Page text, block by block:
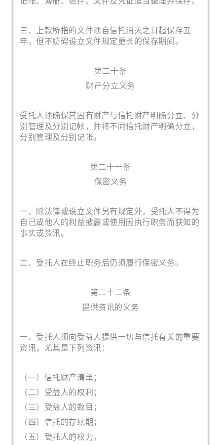
三、上款所指的文件须自信托消灭之日起保存五
年，但不妨碍设立文件规定更长的保存期间。
第二十条
财产分立义务
受托人须确保其固有财产与信托财产明确分立、分
别管理及分别记帐，并将不同信托财产明确分立，
分别管理及分别记帐。
第二十一条
保密义务
一、除法律或设立文件另有规定外，受托人不得为
自己或他人的利益披露或使用因执行职务而获知的
事实或资讯。
二、受托人在终止职务后仍须履行保密义务。
第二十二条
提供资讯的义务
一、受托人须向受益人提供一切与信托有关的重要
资讯，尤其是下列资讯：
（一）信托财产清单；
（二）受益人的权利；
（三）受益人的数目；
（四）信托的存续期；
（五）受托人的权力。